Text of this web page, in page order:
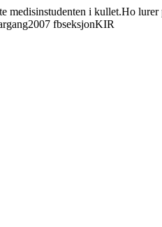
i kullet.Ho
fbseksjonKIR